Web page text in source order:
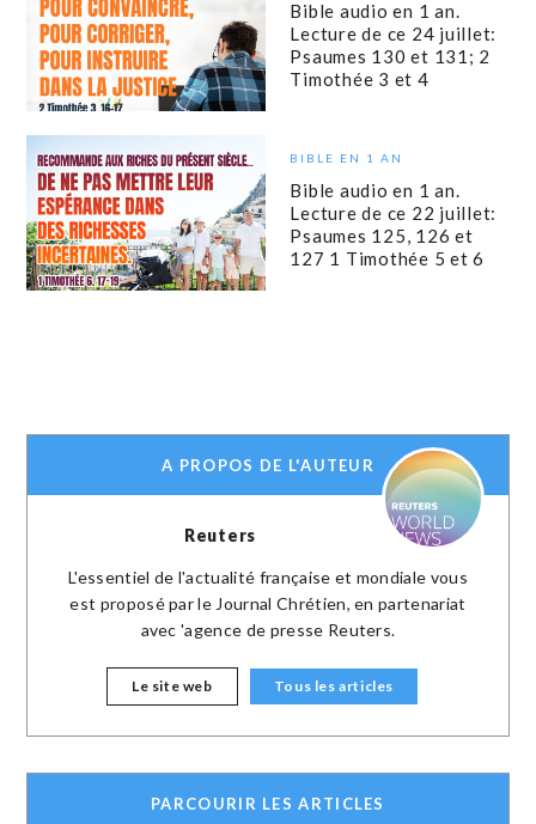
Bible audio en 1 an.
Lecture de ce 24 juillet:
Psaumes 130 et 131; 2
Timothée 3 et 4
BIBLE EN 1 AN
Bible audio en 1 an.
Lecture de ce 22 juillet:
Psaumes 125, 126 et
127 1 Timothée 5 et 6
A PROPOS DE L'AUTEUR
Reuters
L'essentiel de l'actualité française et mondiale vous
est proposé par le Journal Chrétien, en partenariat
avec 'agence de presse Reuters.
Le site web Tous les articles
PARCOURIR LES ARTICLES